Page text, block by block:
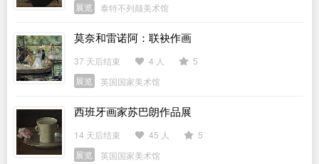
展览
泰特不列颠美术馆
莫奈和雷诺阿：联袂作画
37 天后结束 4 人
5
展览
英国国家美术馆
西班牙画家苏巴朗作品展
14 天后结束 45 人
5
展览
英国国家美术馆